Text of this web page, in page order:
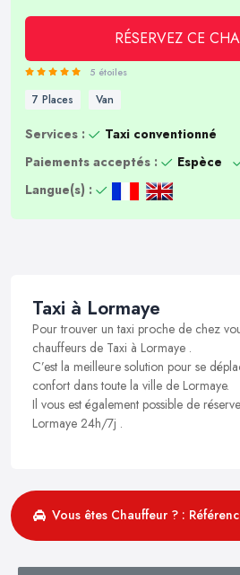
RÉSERVEZ CE
5 étoiles
7 Places Van
Services :
Taxi conventionné
Paiements acceptés :
Espèce
Langue(s) :
Taxi à Lormaye
Pour trouver un taxi proche de chez
chauffeurs de Taxi à Lormaye .
C’est la meilleure solution pour se
confort dans toute la ville de Lormaye.
Il vous est également possible de
Lormaye 24h/7j .
Vous êtes Chauffeur ? :